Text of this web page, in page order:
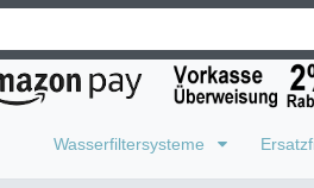
Wasserfiltersysteme